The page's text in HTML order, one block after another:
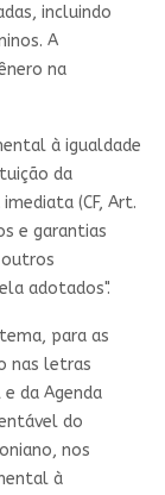
incluindo
A
na
à igualdade
da
(CF, Art.
e garantias
adotados".
para as
nas letras
da Agenda
do
nos
à